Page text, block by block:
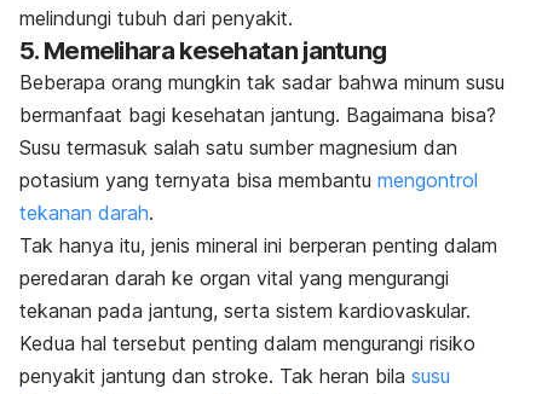
melindungi tubuh dari penyakit.
5. Memelihara kesehatan jantung
Beberapa orang mungkin tak sadar bahwa minum susu
bermanfaat bagi kesehatan jantung. Bagaimana bisa?
Susu termasuk salah satu sumber magnesium dan
potasium yang ternyata bisa membantu mengontrol
tekanan darah.
Tak hanya itu, jenis mineral ini berperan penting dalam
peredaran darah ke organ vital yang mengurangi
tekanan pada jantung, serta sistem kardiovaskular.
Kedua hal tersebut penting dalam mengurangi risiko
penyakit jantung dan stroke. Tak heran bila susu